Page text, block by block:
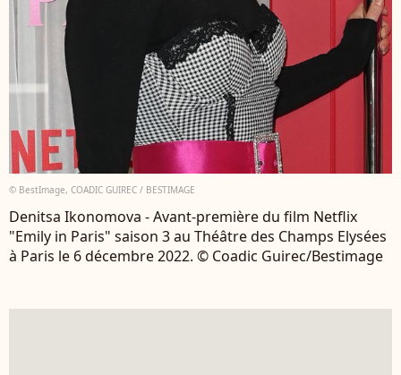
© BestImage, COADIC GUIREC / BESTIMAGE
Denitsa Ikonomova - Avant-première du film Netflix
"Emily in Paris" saison 3 au Théâtre des Champs Elysées
à Paris le 6 décembre 2022. © Coadic Guirec/Bestimage